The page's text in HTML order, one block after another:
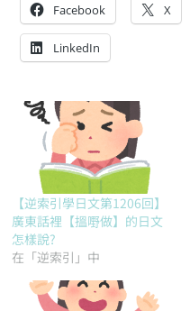
Facebook X
LinkedIn
【逆索引學日文第1206回】
廣東話裡【搵嘢做】的日文
怎樣說?
在「逆索引」中